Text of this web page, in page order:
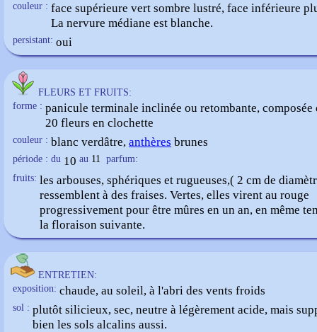
couleur : face supérieure vert sombre lustré, face inférieure
La nervure médiane est blanche.
persistant: oui
FLEURS ET FRUITS:
forme : panicule terminale inclinée ou retombante, composée
20 fleurs en clochette
couleur : blanc verdâtre, anthères brunes
période : du 10 au 11 parfum:
fruits: les arbouses, sphériques et rugueuses,( 2 cm de
ressemblent à des fraises. Vertes, elles virent au rouge
progressivement pour être mûres en un an, en même
la floraison suivante.
ENTRETIEN:
exposition: chaude, au soleil, à l'abri des vents froids
sol : plutôt silicieux, sec, neutre à légèrement acide, mais
bien les sols alcalins aussi.